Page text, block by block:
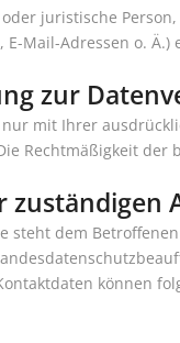
juristische
Mail-Adressen o. Ä.)
zur
mit Ihrer
Rechtmäßigkeit
zuständigen
steht dem
können